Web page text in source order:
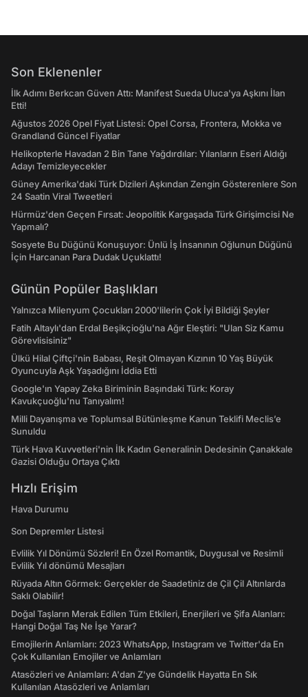
Son Eklenenler
İlk Adımı Berkcan Güven Attı: Manifest Sueda Uluca'ya Aşkını İlan
Etti!
Ağustos 2026 Opel Fiyat Listesi: Opel Corsa, Frontera, Mokka ve
Grandland Güncel Fiyatlar
Helikopterle Havadan 2 Bin Tane Yağdırdılar: Yılanların Eseri Aldığı
Adayı Temizleyecekler
Güney Amerika'daki Türk Dizileri Aşkından Zengin Gösterenlere Son
24 Saatin Viral Tweetleri
Hürmüz'den Geçen Fırsat: Jeopolitik Kargaşada Türk Girişimcisi Ne
Yapmalı?
Sosyete Bu Düğünü Konuşuyor: Ünlü İş İnsanının Oğlunun Düğünü
İçin Harcanan Para Dudak Uçuklattı!
Günün Popüler Başlıkları
Yalnızca Milenyum Çocukları 2000'lilerin Çok İyi Bildiği Şeyler
Fatih Altaylı'dan Erdal Beşikçioğlu'na Ağır Eleştiri: "Ulan Siz Kamu
Görevlisisiniz"
Ülkü Hilal Çiftçi'nin Babası, Reşit Olmayan Kızının 10 Yaş Büyük
Oyuncuyla Aşk Yaşadığını İddia Etti
Google'ın Yapay Zeka Biriminin Başındaki Türk: Koray
Kavukçuoğlu'nu Tanıyalım!
Milli Dayanışma ve Toplumsal Bütünleşme Kanun Teklifi Meclis’e
Sunuldu
Türk Hava Kuvvetleri'nin İlk Kadın Generalinin Dedesinin Çanakkale
Gazisi Olduğu Ortaya Çıktı
Hızlı Erişim
Hava Durumu
Son Depremler Listesi
Evlilik Yıl Dönümü Sözleri! En Özel Romantik, Duygusal ve Resimli
Evlilik Yıl dönümü Mesajları
Rüyada Altın Görmek: Gerçekler de Saadetiniz de Çil Çil Altınlarda
Saklı Olabilir!
Doğal Taşların Merak Edilen Tüm Etkileri, Enerjileri ve Şifa Alanları:
Hangi Doğal Taş Ne İşe Yarar?
Emojilerin Anlamları: 2023 WhatsApp, Instagram ve Twitter'da En
Çok Kullanılan Emojiler ve Anlamları
Atasözleri ve Anlamları: A'dan Z'ye Gündelik Hayatta En Sık
Kullanılan Atasözleri ve Anlamları